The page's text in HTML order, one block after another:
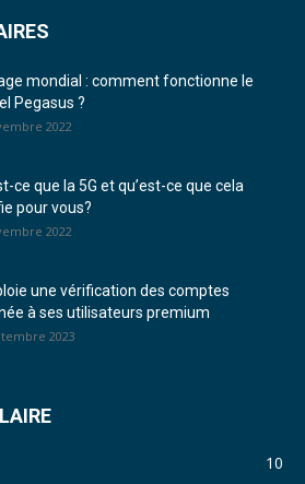
mondial : comment fonctionne le
Pegasus ?
2022
ce que la 5G et qu’est-ce que cela
pour vous?
2022
une vérification des comptes
à ses utilisateurs premium
2023
10